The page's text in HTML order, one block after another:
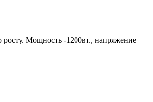
Мощность -1200вт., напряжение